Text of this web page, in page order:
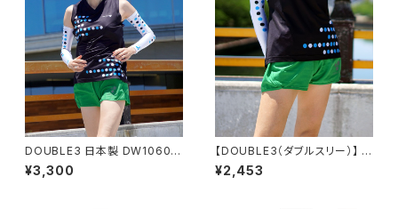
DOUBLE3 日本製 DW1060
男女兼用アームカバー UVケア
ー 日本製
¥3,300
【DOUBLE3（ダブルスリー）】 レ
ディース DW-5480 ランニング
キュロットパンツ 3インチ グリー
¥2,453